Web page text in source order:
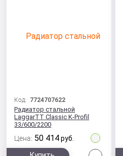
Код: 7724707622
Радиатор стальной
LaggarTT Classic K-Profil
33/600/2200
Цена: 50 414 руб.